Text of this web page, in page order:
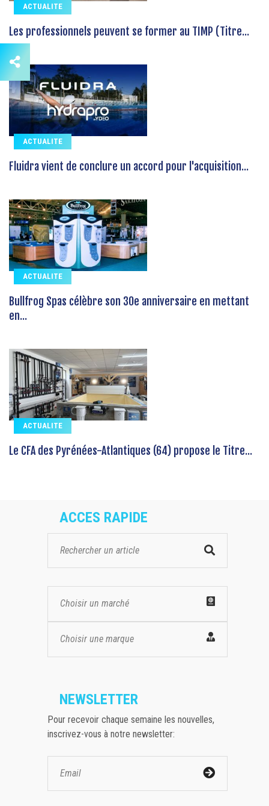
ACTUALITE
Les professionnels peuvent se former au TIMP (Titre...
ACTUALITE
Fluidra vient de conclure un accord pour l'acquisition...
ACTUALITE
Bullfrog Spas célèbre son 30e anniversaire en mettant
en...
ACTUALITE
Le CFA des Pyrénées-Atlantiques (64) propose le Titre...
ACCES RAPIDE
Choisir un marché
Choisir une marque
NEWSLETTER
Pour recevoir chaque semaine les nouvelles,
inscrivez-vous à notre newsletter: